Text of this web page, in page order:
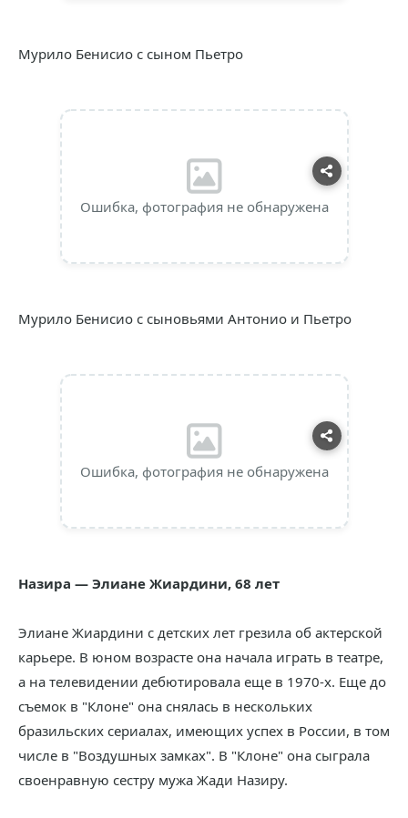
Мурило Бенисио с сыном Пьетро
Ошибка, фотография не обнаружена
Мурило Бенисио с сыновьями Антонио и Пьетро
Ошибка, фотография не обнаружена
Назира — Элиане Жиардини, 68 лет
Элиане Жиардини с детских лет грезила об актерской
карьере. В юном возрасте она начала играть в театре,
а на телевидении дебютировала еще в 1970-х. Еще до
съемок в "Клоне" она снялась в нескольких
бразильских сериалах, имеющих успех в России, в том
числе в "Воздушных замках". В "Клоне" она сыграла
своенравную сестру мужа Жади Назиру.